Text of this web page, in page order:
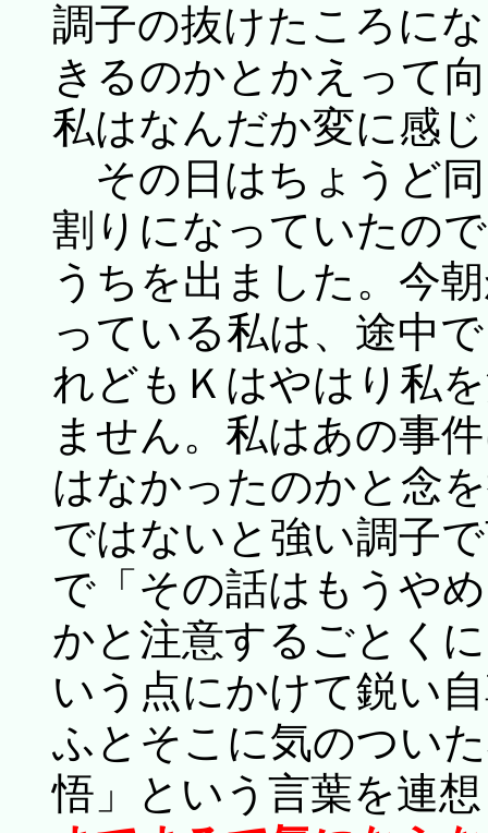
調子の抜けたころに
きるのかとかえって
私はなんだか変に感
その日はちょうど
割りになっていたの
うちを出ました。今
っている私は、途中
れどもＫはやはり私
ません。私はあの事
はなかったのかと念
ではないと強い調子
で「その話はもうや
かと注意するごとく
いう点にかけて鋭い
ふとそこに気のつい
悟」という言葉を連